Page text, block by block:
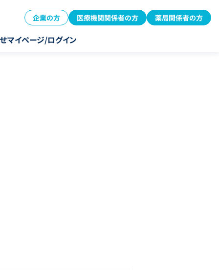
企業の方 医療機関関係者の方 薬局関係者の方
マイページ/ログイン